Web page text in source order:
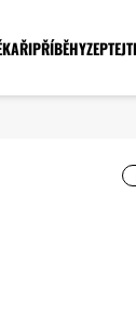
PŘÍBĚHY